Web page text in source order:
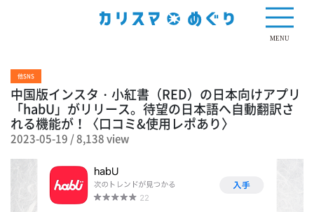
MENU
他SNS
中国版インスタ・小紅書（RED）の日本向けアプリ
「habU」がリリース。待望の日本語へ自動翻訳さ
れる機能が！〈口コミ&使用レポあり〉
2023-05-19 /8,138 view